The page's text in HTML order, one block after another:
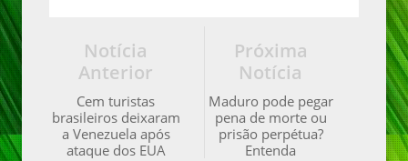
Próxima
Notícia
Maduro pode pegar
pena de morte ou
prisão perpétua?
Entenda
Notícia
Anterior
Cem turistas
brasileiros deixaram
a Venezuela após
ataque dos EUA